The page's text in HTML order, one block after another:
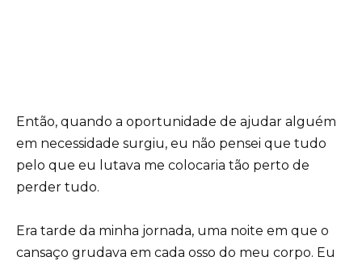
Então, quando a oportunidade de ajudar alguém
em necessidade surgiu, eu não pensei que tudo
pelo que eu lutava me colocaria tão perto de
perder tudo.
Era tarde da minha jornada, uma noite em que o
cansaço grudava em cada osso do meu corpo. Eu